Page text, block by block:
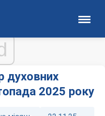
духовних
2025 року